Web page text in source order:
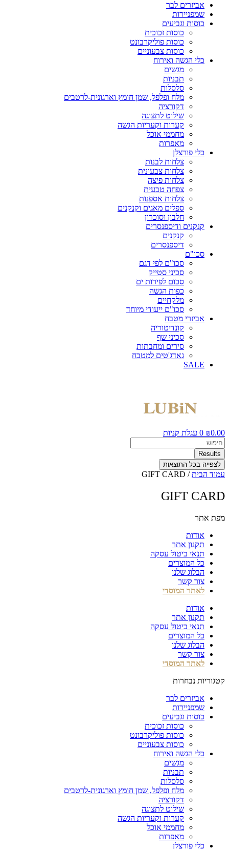
אביזרים לבר
שמפניירות
כוסות וגביעים
כוסות זכוכית
כוסות פוליקרבונט
כוסות צבעוניים
כלי הגשה ואירוח
מגשים
תבניות
סלסלות
מלח ופלפל, שמן חומץ וארגונית-לרטבים
דקורציה
שילוט לתצוגה
קערות וקעריות הגשה
מחממי אוכל
מאפרות
כלי פורצלן
צלחות לבנות
צלחות צבעונית
צלחות פיצה
צפחה טבעית
צלחות אספנות
ספלים מאגים וקנקנים
חלבון וסוכרון
קנקנים ודיספנסרים
קנקנים
דיספנסרים
סכו"ם
סכו"ם לפי דגם
סכיני סטייק
סכום לפירות ים
כפות הגשה
מלקחיים
סכו"ם ייעודי מיוחד
אביזרי מטבח
קונדיטוריה
סכיני שף
סירים ומחבתות
גאדג'טים למטבח
SALE
₪0.00
0 עגלת קניות
Search
...
Results
לצפייה בכל התוצאות
עמוד הבית/ GIFT CARD
GIFT CARD
מפת אתר
אודות
תקנון אתר
תנאי ביטול עסקה
כל המוצרים
הבלוג שלנו
צור קשר
לאתר המוסדי
אודות
תקנון אתר
תנאי ביטול עסקה
כל המוצרים
הבלוג שלנו
צור קשר
לאתר המוסדי
קטגוריות נבחרות
אביזרים לבר
שמפניירות
כוסות וגביעים
כוסות זכוכית
כוסות פוליקרבונט
כוסות צבעוניים
כלי הגשה ואירוח
מגשים
תבניות
סלסלות
מלח ופלפל, שמן חומץ וארגונית-לרטבים
דקורציה
שילוט לתצוגה
קערות וקעריות הגשה
מחממי אוכל
מאפרות
כלי פורצלן